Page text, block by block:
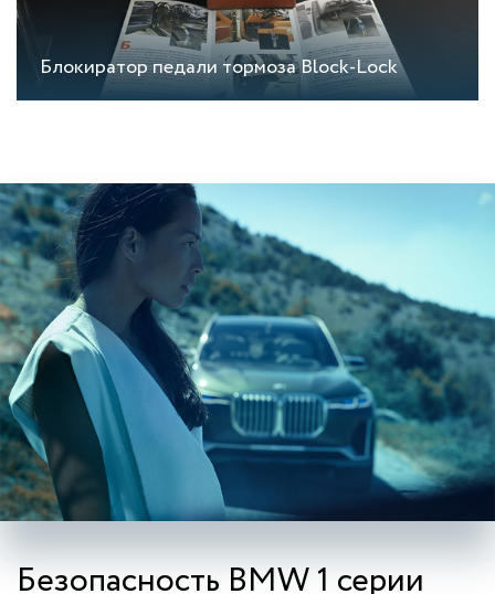
Блокиратор педали тормоза Block-Lock
Безопасность BMW 1 серии